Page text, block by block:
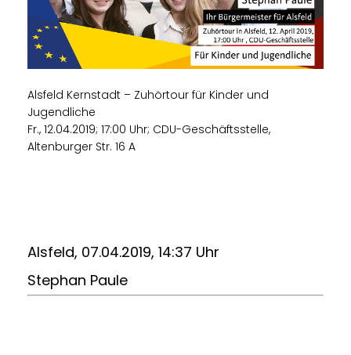
Alsfeld Kernstadt – Zuhörtour für Kinder und
Jugendliche
Fr., 12.04.2019; 17:00 Uhr; CDU-Geschäftsstelle,
Altenburger Str. 16 A
Alsfeld, 07.04.2019, 14:37 Uhr
Stephan Paule